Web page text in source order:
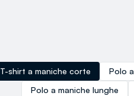
button.order.tracking
T-shirt a maniche corte
Polo
Polo a maniche lunghe